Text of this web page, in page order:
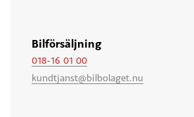
Bilförsäljning
018-16 01 00
kundtjanst@bilbolaget.nu